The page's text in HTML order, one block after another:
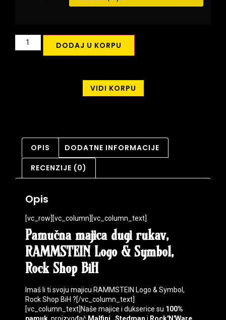
DODAJ U KORPU
VIDI KORPU
OPIS DODATNE INFORMACIJE
RECENZIJE (0)
Opis
[vc_row][vc_column][vc_column_text]
Pamučna majica dugi rukav,
RAMMSTEIN Logo & Symbol,
Rock Shop BiH
Imaš li ti svoju majicu RAMMSTEIN Logo & Symbol,
Rock Shop BiH ?[/vc_column_text]
[vc_column_text]Naše majice i dukserice su 100%
pamuk, proizvođač Malfini , Stedman i Rock'N'Ware